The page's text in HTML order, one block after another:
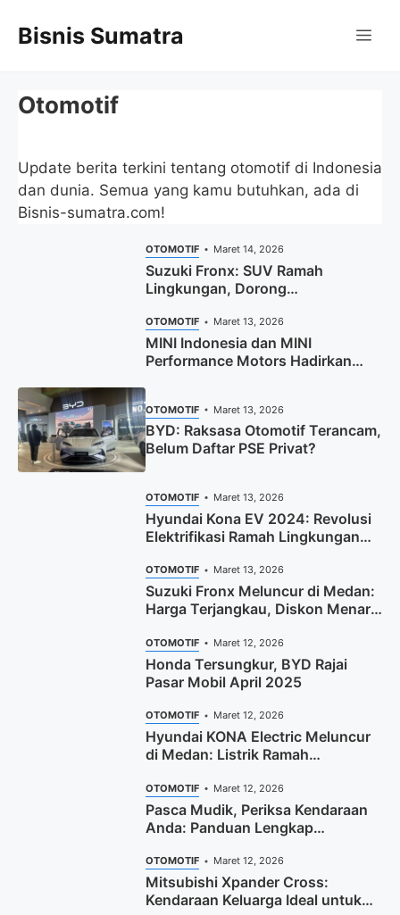
Bisnis Sumatra
Otomotif
Update berita terkini tentang otomotif di Indonesia
dan dunia. Semua yang kamu butuhkan, ada di
Bisnis-sumatra.com!
OTOMOTIF Maret 14, 2026
Suzuki Fronx: SUV Ramah
Lingkungan, Dorong
OTOMOTIF Maret 13, 2026
MINI Indonesia dan MINI
Performance Motors Hadirkan
OTOMOTIF Maret 13, 2026
BYD: Raksasa Otomotif Terancam,
Belum Daftar PSE Privat?
OTOMOTIF Maret 13, 2026
Hyundai Kona EV 2024: Revolusi
Elektrifikasi Ramah Lingkungan
OTOMOTIF Maret 13, 2026
Suzuki Fronx Meluncur di Medan:
Harga Terjangkau, Diskon Menarik
OTOMOTIF Maret 12, 2026
Honda Tersungkur, BYD Rajai
Pasar Mobil April 2025
OTOMOTIF Maret 12, 2026
Hyundai KONA Electric Meluncur
di Medan: Listrik Ramah
Berkendara
OTOMOTIF Maret 12, 2026
Pasca Mudik, Periksa Kendaraan
Anda: Panduan Lengkap
OTOMOTIF Maret 12, 2026
Mitsubishi Xpander Cross:
Kendaraan Keluarga Ideal untuk